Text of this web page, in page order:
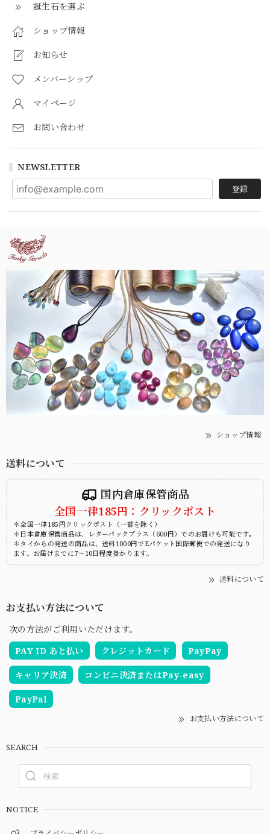
誕生石を選ぶ
ショップ情報
お知らせ
メンバーシップ
マイページ
お問い合わせ
NEWSLETTER
登録
ショップ情報
送料について
国内倉庫保管商品
全国一律185円：クリックポスト
＊全国一律185円クリックポスト（一部を除く）
＊日本倉庫保管商品は、レターパックプラス（600円）でのお届けも可能です。
＊タイからの発送の商品は、送料1000円でEパケット国際郵便での発送になり
ます。お届けまでに7～10日程度掛かります。
送料について
お支払い方法について
次の方法がご利用いただけます。
PAY ID あと払い
クレジットカード PayPay
キャリア決済 コンビニ決済またはPay-easy
PayPal
お支払い方法について
SEARCH
NOTICE